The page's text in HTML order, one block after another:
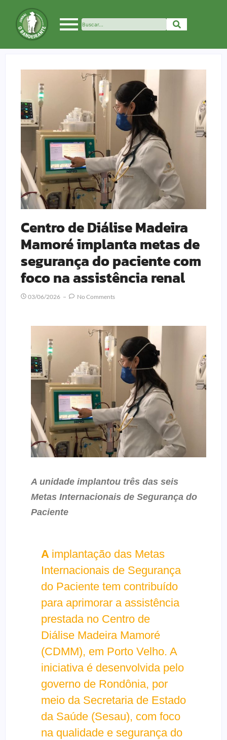
Centro de Diálise Madeira
Mamoré implanta metas de
segurança do paciente com
foco na assistência renal
03/06/2026 No Comments
A unidade implantou três das seis
Metas Internacionais de Segurança do
Paciente
A implantação das Metas
Internacionais de Segurança
do Paciente tem contribuído
para aprimorar a assistência
prestada no Centro de
Diálise Madeira Mamoré
(CDMM), em Porto Velho. A
iniciativa é desenvolvida pelo
governo de Rondônia, por
meio da Secretaria de Estado
da Saúde (Sesau), com foco
na qualidade e segurança do